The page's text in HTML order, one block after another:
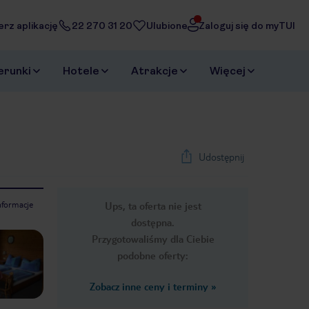
aplikację 22 270 31 20 Ulubione Zaloguj się do myTUI
Hotele Atrakcje Więcej
Udostępnij
Ups, ta oferta nie jest
dostępna.
Przygotowaliśmy dla Ciebie
podobne oferty:
Zobacz inne ceny i terminy »
Next slide
1/9